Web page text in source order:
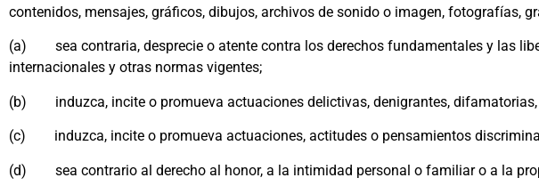
contenidos, mensajes, gráficos, dibujos, archivos de sonido o imagen, fotografías,
(a) sea contraria, desprecie o atente contra los derechos fundamentales y las
internacionales y otras normas vigentes;
(b) induzca, incite o promueva actuaciones delictivas, denigrantes, difamatorias,
(c) induzca, incite o promueva actuaciones, actitudes o pensamientos
(d) sea contrario al derecho al honor, a la intimidad personal o familiar o a la